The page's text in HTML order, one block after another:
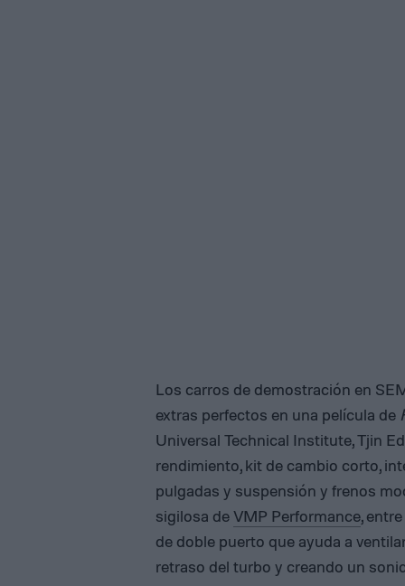
Los carros de demostración en
extras perfectos en una película de
Universal Technical Institute, Tjin
rendimiento, kit de cambio corto,
pulgadas y suspensión y frenos
sigilosa deVMP Performance,
de doble puerto que ayuda a
retraso del turbo y creando un